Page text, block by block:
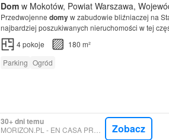
Domw Mokotów, Powiat Warszawa,
Przedwojenne domyw zabudowie bliźniaczej na
najbardziej poszukiwanych nieruchomości w tej
4pokoje
180 m²
Parking Ogród
30+ dni temu
MORIZON.PL - EN CASA PREMIUM REAL ESTATE Zobacz